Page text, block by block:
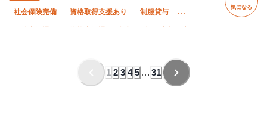
社会保険完備 資格取得支援あり 制服貸与
気になる
1 2 3 4 5 … 31